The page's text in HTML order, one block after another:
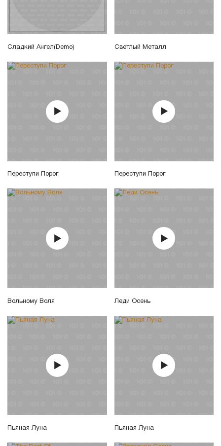
Сладкий Ангел(Demo) Светлый Металл
Переступи Порог Переступи Порог
Вольному Воля Леди Осень
Пьяная Луна Пьяная Луна